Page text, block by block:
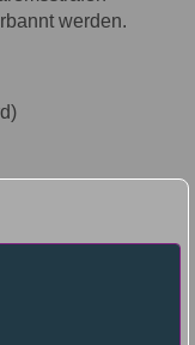
werden.